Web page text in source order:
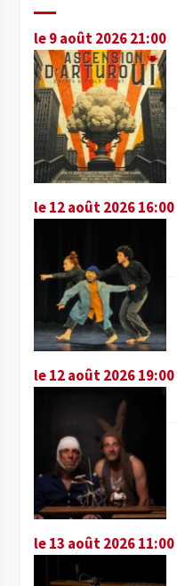
le 9 août 2026 21:00
le 12 août 2026 16:00
le 12 août 2026 19:00
le 13 août 2026 11:00